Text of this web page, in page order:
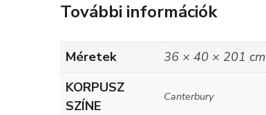
További információk
Méretek
36 × 40 × 201 cm
KORPUSZ
SZÍNE
Canterbury